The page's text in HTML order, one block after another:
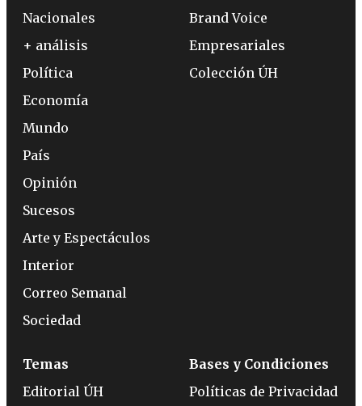
Nacionales
+ análisis
Política
Economía
Mundo
País
Opinión
Sucesos
Arte y Espectáculos
Interior
Correo Semanal
Sociedad
Brand Voice
Empresariales
Colección ÚH
Temas
Editorial ÚH
Bases y Condiciones
Políticas de Privacidad